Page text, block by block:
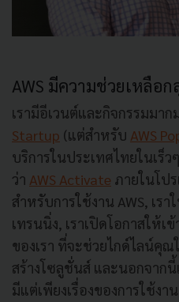
AWS มีความช่วยเหลือ
เรามีอีเวนต์และกิจกรรมมาก
Startup (แต่สำหรับ AWS
บริการในประเทศไทยในเร็
ว่า AWS Activate ภายในโป
สำหรับการใช้งาน AWS, เร
เทรนนิ่ง, เราเปิดโอกาสให้เ
ของเรา ที่จะช่วยไกด์ไลน์คุ
สร้างโซลูชั่นส์ และนอกจาก
มีแต่เพียงเรื่องของการใช้ง